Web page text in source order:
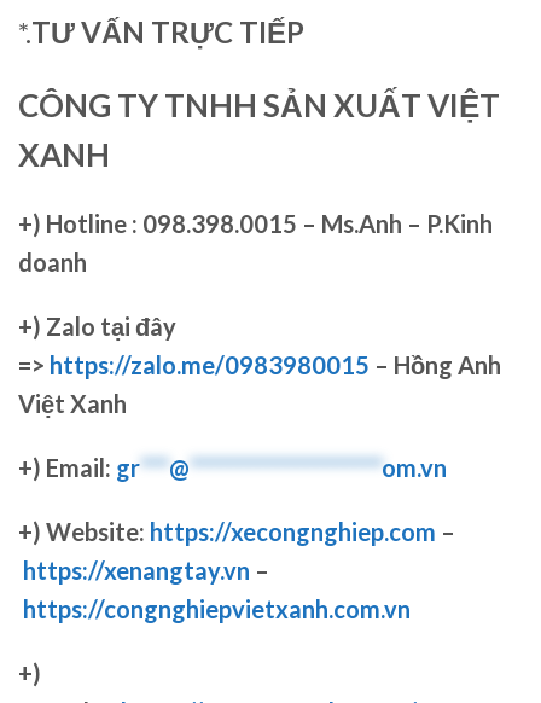
*.TƯ VẤN TRỰC TIẾP
CÔNG TY TNHH SẢN XUẤT VIỆT
XANH
+) Hotline : 098.398.0015 – Ms.Anh – P.Kinh
doanh
+) Zalo tại đây
=> https://zalo.me/0983980015 – Hồng Anh
Việt Xanh
+) Email: gr***@********************om.vn
+) Website: https://xecongnghiep.com –
https://xenangtay.vn –
https://congnghiepvietxanh.com.vn
+)